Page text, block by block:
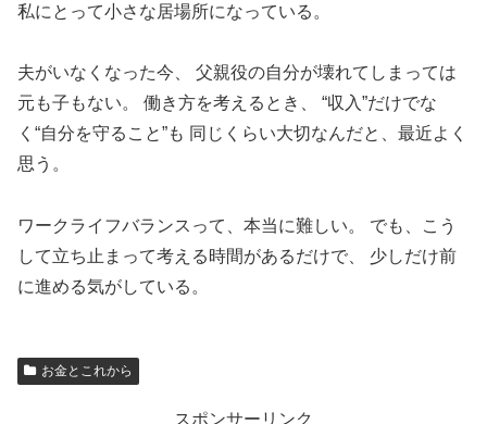
私にとって小さな居場所になっている。
夫がいなくなった今、 父親役の自分が壊れてしまっては
元も子もない。 働き方を考えるとき、 “収入”だけでな
く“自分を守ること”も 同じくらい大切なんだと、最近よく
思う。
ワークライフバランスって、本当に難しい。 でも、こう
して立ち止まって考える時間があるだけで、 少しだけ前
に進める気がしている。
お金とこれから
スポンサーリンク